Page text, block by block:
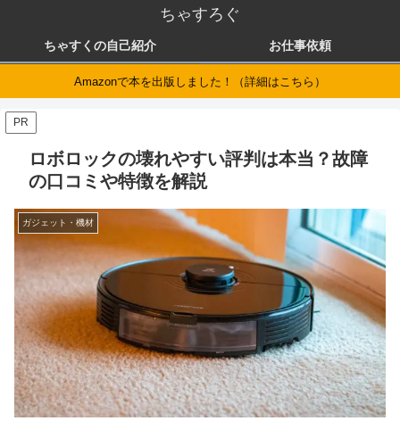
ちゃすろぐ
ちゃすくの自己紹介 お仕事依頼
Amazonで本を出版しました！（詳細はこちら）
PR
ロボロックの壊れやすい評判は本当？故障
の口コミや特徴を解説
ガジェット・機材